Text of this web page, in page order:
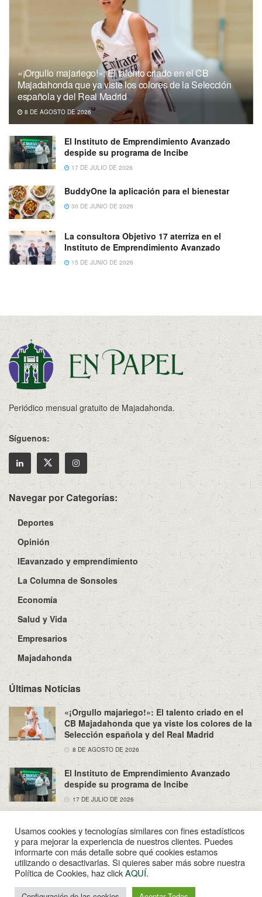
«¡Orgullo majariego!»: El talento criado en el CB
Majadahonda que ya viste los colores de la Selección
española y del Real Madrid
8 DE AGOSTO DE 2026
El Instituto de Emprendimiento Avanzado
despide su programa de Incibe
17 DE JULIO DE 2026
BuddyOne la aplicación para el bienestar
30 DE JUNIO DE 2026
La consultora Objetivo 17 aterriza en el
Instituto de Emprendimiento Avanzado
15 DE JUNIO DE 2026
Periódico mensual gratuito de Majadahonda.
Síguenos:
Navegar por Categorías:
Deportes
Opinión
IEavanzado y emprendimiento
La Columna de Sonsoles
Economía
Salud y Vida
Empresarios
Majadahonda
Últimas Noticias
«¡Orgullo majariego!»: El talento criado en el
CB Majadahonda que ya viste los colores de la
Selección española y del Real Madrid
8 DE AGOSTO DE 2026
El Instituto de Emprendimiento Avanzado
despide su programa de Incibe
17 DE JULIO DE 2026
Sobre Nosotros Política de Privacidad
Aviso Legal
Contacto
Usamos cookies y tecnologías similares con fines estadísticos
y para mejorar la experiencia de nuestros clientes. Puedes
informarte con más detalle sobre qué cookies estamos
utilizando o desactivarlas. Si quieres saber más sobre nuestra
Política de Cookies, haz clickAQUÍ.